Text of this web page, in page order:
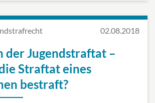
02.08.2018
der Jugendstraftat –
Straftat eines
bestraft?